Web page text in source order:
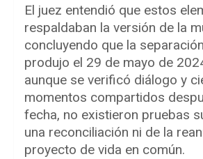
El juez entendió que estos
respaldaban la versión de la
concluyendo que la
produjo el 29 de mayo de
aunque se verificó diálogo y
momentos compartidos
fecha, no existieron pruebas
una reconciliación ni de la
proyecto de vida en común.